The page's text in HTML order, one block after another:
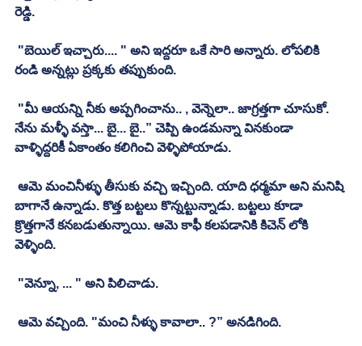
రెడ్డి.
రండి అన్నట్లు ప్రక్కకు తప్పుకుంది.
నేను మళ్ళీ వస్తా... బై... బై..” చెప్పి ఉండమన్నా వినకుండా
వాళ్ళిద్దరికీ ఏకాంతం కలిగించి వెళ్ళిపోయాడు.
బాగానే ఉన్నాడు. కొత్త బట్టలు కొన్నట్టున్నాడు. బట్టలు కూడా
క్రొత్తగానే కనబడుతున్నాయి. ఆమె కాఫీ కలపడానికి కిచెన్‌ లోకి
వెళ్ళింది.
"వెన్నూ, ... " అని పిలిచాడు.
ఆమె వచ్చింది. "మంచి నీళ్ళు కావాలా.. ?” అనడిగింది.